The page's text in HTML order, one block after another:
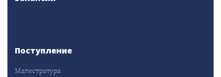
Поступление
Магистратура